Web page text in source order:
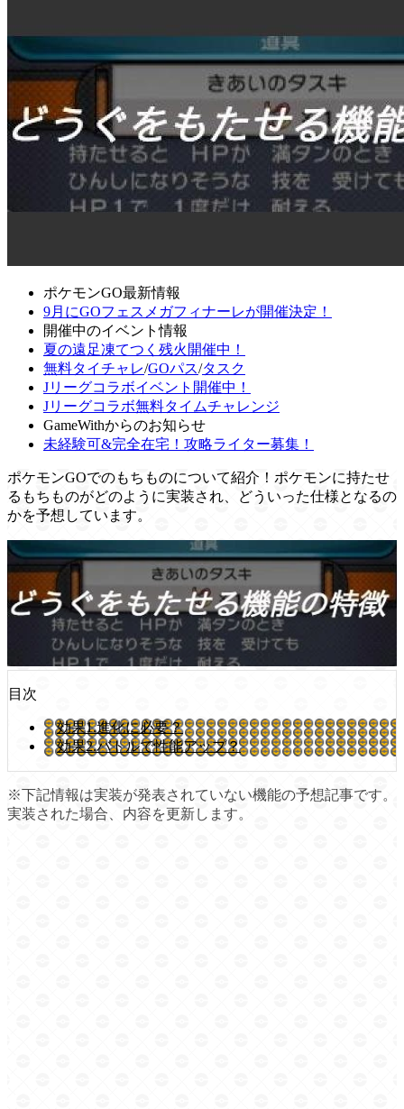
ポケモンGO最新情報
9月にGOフェスメガフィナーレが開催決定！
開催中のイベント情報
夏の遠足凍てつく残火開催中！
無料タイチャレ/GOパス/タスク
Jリーグコラボイベント開催中！
Jリーグコラボ無料タイムチャレンジ
GameWithからのお知らせ
未経験可&完全在宅！攻略ライター募集！
ポケモンGOでのもちものについて紹介！ポケモンに持たせ
るもちものがどのように実装され、どういった仕様となるの
かを予想しています。
目次
効果1.進化に必要？
効果2.バトルで性能アップ？
※下記情報は実装が発表されていない機能の予想記事です。
実装された場合、内容を更新します。